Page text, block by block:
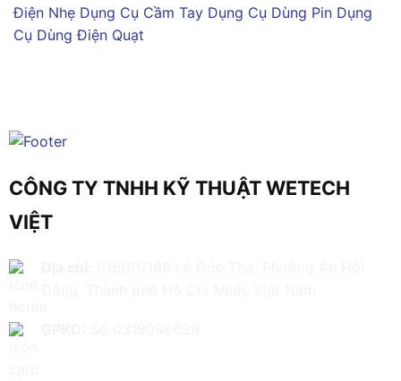
Điện Nhẹ Dụng Cụ Cầm Tay Dụng Cụ Dùng Pin Dụng
Cụ Dùng Điện Quạt
CÔNG TY TNHH KỸ THUẬT WETECH
VIỆT